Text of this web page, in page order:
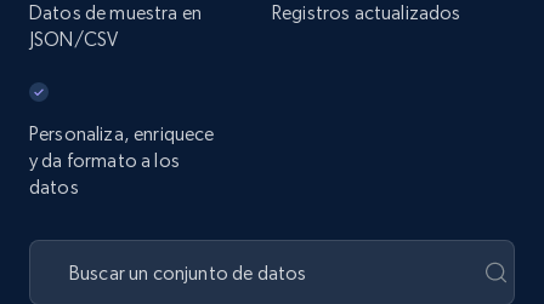
Datos de muestra en
JSON/CSV
Registros actualizados
Personaliza, enriquece
y da formato a los
datos